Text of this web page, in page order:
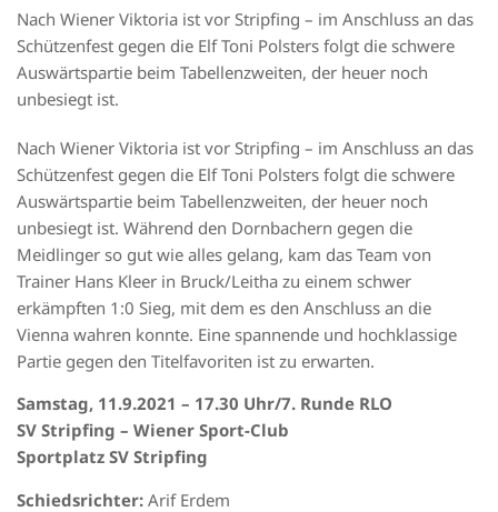
Nach Wiener Viktoria ist vor Stripfing – im Anschluss an das
Schützenfest gegen die Elf Toni Polsters folgt die schwere
Auswärtspartie beim Tabellenzweiten, der heuer noch
unbesiegt ist.
Nach Wiener Viktoria ist vor Stripfing – im Anschluss an das
Schützenfest gegen die Elf Toni Polsters folgt die schwere
Auswärtspartie beim Tabellenzweiten, der heuer noch
unbesiegt ist. Während den Dornbachern gegen die
Meidlinger so gut wie alles gelang, kam das Team von
Trainer Hans Kleer in Bruck/Leitha zu einem schwer
erkämpften 1:0 Sieg, mit dem es den Anschluss an die
Vienna wahren konnte. Eine spannende und hochklassige
Partie gegen den Titelfavoriten ist zu erwarten.
Samstag, 11.9.2021 – 17.30 Uhr/7. Runde RLO
SV Stripfing – Wiener Sport-Club
Sportplatz SV Stripfing
Schiedsrichter: Arif Erdem